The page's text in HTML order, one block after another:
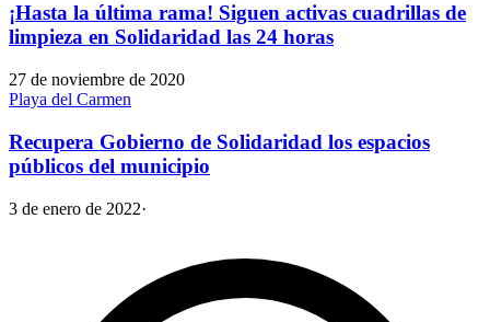
¡Hasta la última rama! Siguen activas cuadrillas de
limpieza en Solidaridad las 24 horas
27 de noviembre de 2020
Playa del Carmen
Recupera Gobierno de Solidaridad los espacios
públicos del municipio
3 de enero de 2022·